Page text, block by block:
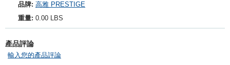
品牌: 高雅 PRESTIGE
重量: 0.00 LBS
產品評論
輸入您的產品評論